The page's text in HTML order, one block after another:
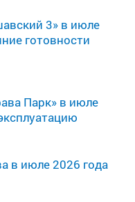
3» в июле
готовности
Парк» в июле
в июле 2026 года